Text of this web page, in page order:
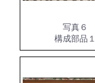
写真６
構成部品１